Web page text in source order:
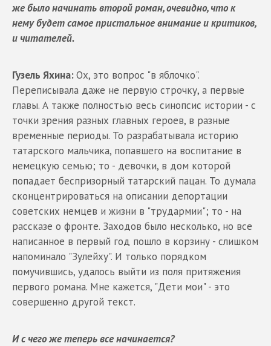
же было начинать второй роман, очевидно, что к
нему будет самое пристальное внимание и критиков,
и читателей.
Гузель Яхина:Ох, это вопрос "в яблочко".
Переписывала даже не первую строчку, а первые
главы. А также полностью весь синопсис истории - с
точки зрения разных главных героев, в разные
временные периоды. То разрабатывала историю
татарского мальчика, попавшего на воспитание в
немецкую семью; то - девочки, в дом которой
попадает беспризорный татарский пацан. То думала
сконцентрироваться на описании депортации
советских немцев и жизни в "трудармии"; то - на
рассказе о фронте. Заходов было несколько, но все
написанное в первый год пошло в корзину - слишком
напоминало "Зулейху". И только порядком
помучившись, удалось выйти из поля притяжения
первого романа. Мне кажется, "Дети мои" - это
совершенно другой текст.
И с чего же теперь все начинается?